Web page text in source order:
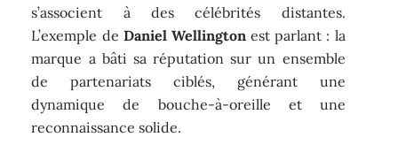
s’associent à des célébrités distantes.
L’exemple de Daniel Wellingtonest parlant : la
marque a bâti sa réputation sur un ensemble
de partenariats ciblés, générant une
dynamique de bouche-à-oreille et une
reconnaissance solide.